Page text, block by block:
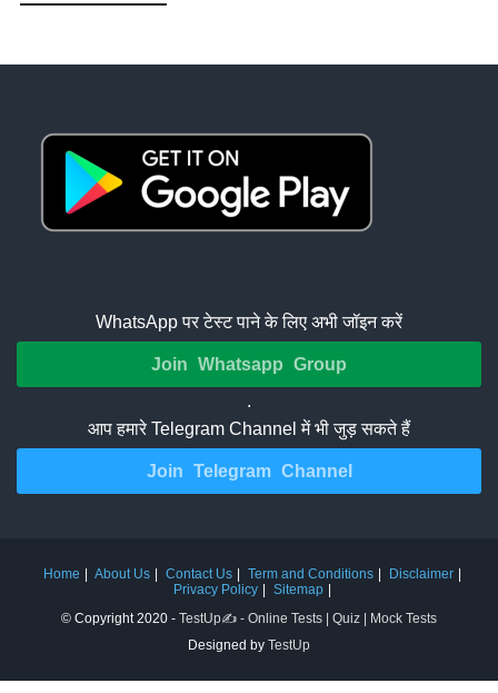
WhatsApp पर टेस्ट पाने के लिए अभी जॉइन करें
Join Whatsapp Group
.
आप हमारे Telegram Channel में भी जुड़ सकते हैं
Join Telegram Channel
Home About Us Contact Us Term and Conditions
Disclaimer
Privacy Policy
Sitemap
© Copyright 2020 - TestUp✍️ - Online Tests | Quiz | Mock Tests
Designed by TestUp